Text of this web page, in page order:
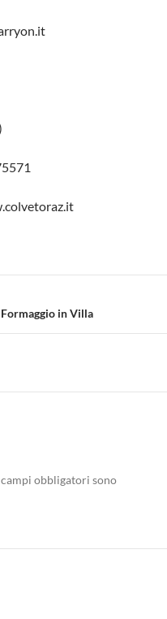
Formaggio in Villa
campi obbligatori sono